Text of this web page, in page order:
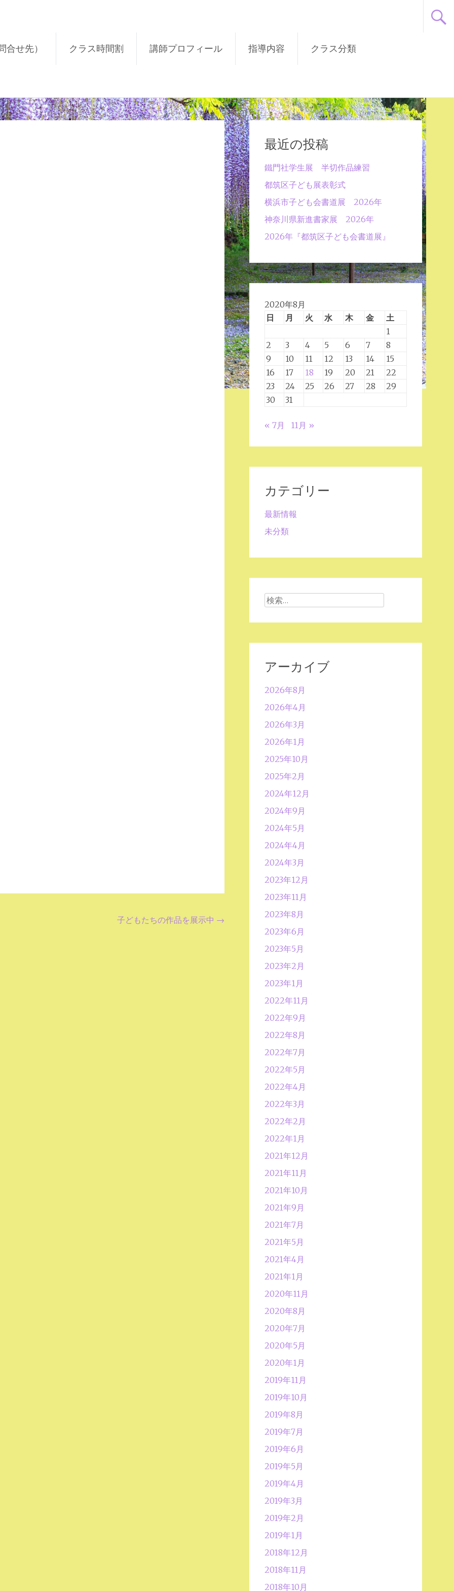
せ先） クラス時間割 講師プロフィール 指導内容 クラス分類
子どもたちの作品を展示中 →
最近の投稿
鐵門社学生展 半切作品練習
都筑区子ども展表彰式
横浜市子ども会書道展 2026年
神奈川県新進書家展 2026年
2026年『都筑区子ども会書道展』
2020年8月
日
月 火 水 木 金
土
1
2
3 4 5 6 7
8
9
10 11 12 13 14
15
16
17 18 19 20 21
22
23
24 25 26 27 28
29
30
31
« 7月 11月 »
カテゴリー
最新情報
未分類
検
アーカイブ
2026年8月
2026年4月
2026年3月
2026年1月
2025年10月
2025年2月
2024年12月
2024年9月
2024年5月
2024年4月
2024年3月
2023年12月
2023年11月
2023年8月
2023年6月
2023年5月
2023年2月
2023年1月
2022年11月
2022年9月
2022年8月
2022年7月
2022年5月
2022年4月
2022年3月
2022年2月
2022年1月
2021年12月
2021年11月
2021年10月
2021年9月
2021年7月
2021年5月
2021年4月
2021年1月
2020年11月
2020年8月
2020年7月
2020年5月
2020年1月
2019年11月
2019年10月
2019年8月
2019年7月
2019年6月
2019年5月
2019年4月
2019年3月
2019年2月
2019年1月
2018年12月
2018年11月
2018年10月